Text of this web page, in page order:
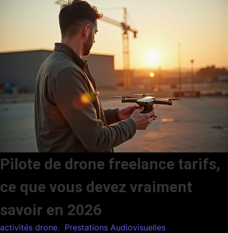
Pilote de drone freelance tarifs,
ce que vous devez vraiment
savoir en 2026
activités drone, Prestations Audiovisuelles